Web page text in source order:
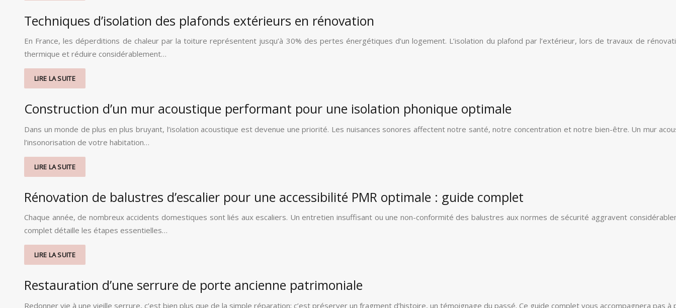
Techniques d’isolation des plafonds extérieurs en rénovation
En France, les déperditions de chaleur par la toiture représentent jusqu’à 30% des pertes énergétiques d’un logement. L’isolation du plafond par l’extérieur, lors de travaux de
thermique et réduire considérablement…
LIRE LA SUITE
Construction d’un mur acoustique performant pour une isolation phonique optimale
Dans un monde de plus en plus bruyant, l’isolation acoustique est devenue une priorité. Les nuisances sonores affectent notre santé, notre concentration et notre bien-être. Un mur
l’insonorisation de votre habitation…
LIRE LA SUITE
Rénovation de balustres d’escalier pour une accessibilité PMR optimale : guide complet
Chaque année, de nombreux accidents domestiques sont liés aux escaliers. Un entretien insuffisant ou une non-conformité des balustres aux normes de sécurité aggravent
complet détaille les étapes essentielles…
LIRE LA SUITE
Restauration d’une serrure de porte ancienne patrimoniale
Redonner vie à une vieille serrure, c’est bien plus que de la simple réparation; c’est préserver un fragment d’histoire, un témoignage du passé. Ce guide complet vous accompagnera pas